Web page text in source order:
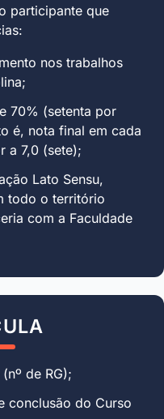
participante que
nos trabalhos
70% (setenta por
é, nota final em cada
a 7,0 (sete);
Lato Sensu,
todo o território
com a Faculdade
de RG);
conclusão do Curso